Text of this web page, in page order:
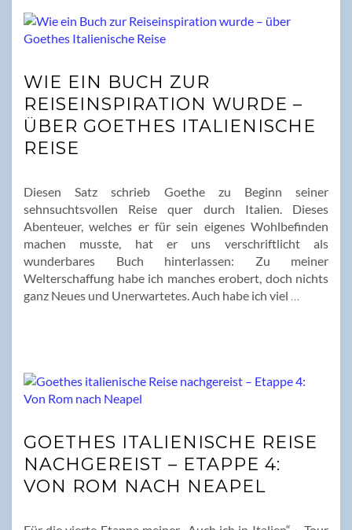
WIE EIN BUCH ZUR
REISEINSPIRATION WURDE –
ÜBER GOETHES ITALIENISCHE
REISE
Diesen Satz schrieb Goethe zu Beginn seiner
sehnsuchtsvollen Reise quer durch Italien. Dieses
Abenteuer, welches er für sein eigenes Wohlbefinden
machen musste, hat er uns verschriftlicht als
wunderbares Buch hinterlassen: Zu meiner
Welterschaffung habe ich manches erobert, doch nichts
ganz Neues und Unerwartetes. Auch habe ich viel …
GOETHES ITALIENISCHE REISE
NACHGEREIST – ETAPPE 4:
VON ROM NACH NEAPEL